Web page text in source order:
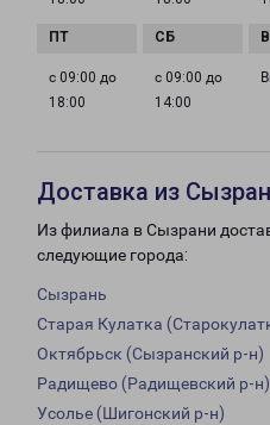
с 09:00 до
18:00
с 09:00 до
14:00
Доставка из
Из филиала в Сызрани
следующие города:
Сызрань
Старая Кулатка
Октябрьск (Сызранский р-н)
Радищево (Радищевский р-н)
Усолье (Шигонский р-н)